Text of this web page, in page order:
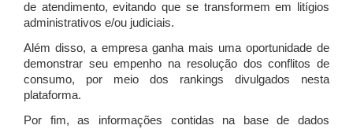
de atendimento, evitando que se transformem em litígios
administrativos e/ou judiciais.
Além disso, a empresa ganha mais uma oportunidade de
demonstrar seu empenho na resolução dos conflitos de
consumo, por meio dos rankings divulgados nesta
plataforma.
Por fim, as informações contidas na base de dados